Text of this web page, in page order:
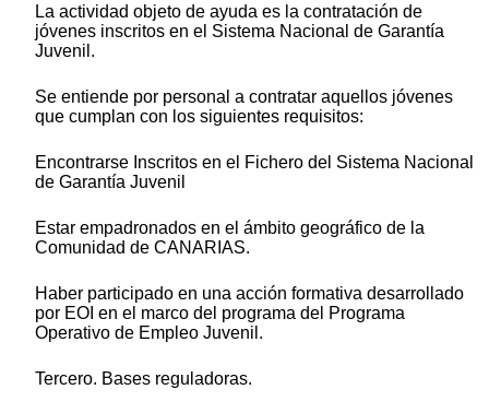
La actividad objeto de ayuda es la contratación de
jóvenes inscritos en el Sistema Nacional de Garantía
Juvenil.
Se entiende por personal a contratar aquellos jóvenes
que cumplan con los siguientes requisitos:
Encontrarse Inscritos en el Fichero del Sistema Nacional
de Garantía Juvenil
Estar empadronados en el ámbito geográfico de la
Comunidad de CANARIAS.
Haber participado en una acción formativa desarrollado
por EOI en el marco del programa del Programa
Operativo de Empleo Juvenil.
Tercero. Bases reguladoras.